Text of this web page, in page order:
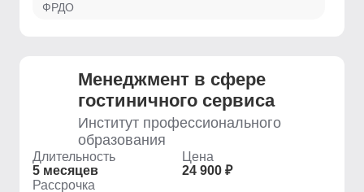
ФРДО
Менеджмент в сфере
гостиничного сервиса
Институт профессионального
образования
Длительность
5 месяцев
Цена
24 900 ₽
Рассрочка